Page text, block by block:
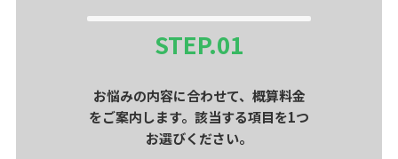
STEP.01
お悩みの内容に合わせて、概算料金
をご案内します。該当する項目を1つ
お選びください。